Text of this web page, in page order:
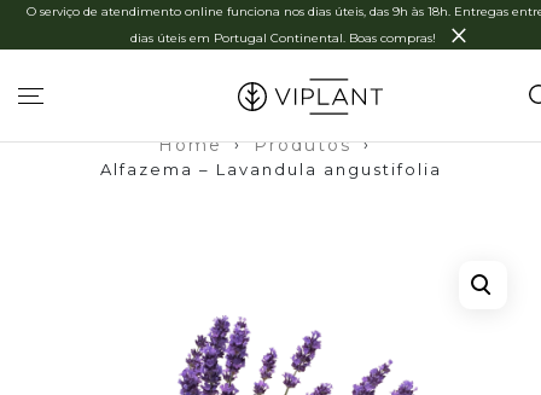
O serviço de atendimento online funciona nos dias úteis, das 9h às 18h. Entregas
dias úteis em Portugal Continental. Boas compras!
×
Home › Produtos
›
Alfazema – Lavandula angustifolia